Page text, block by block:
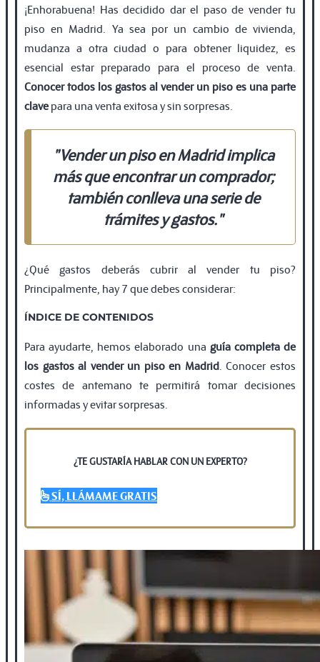
¡Enhorabuena! Has decidido dar el paso de vender tu
piso en Madrid. Ya sea por un cambio de vivienda,
mudanza a otra ciudad o para obtener liquidez, es
esencial estar preparado para el proceso de venta.
Conocer todos los gastos al vender un piso es una parte
clavepara una venta exitosa y sin sorpresas.
"Vender un piso en Madridimplica
más que encontrar un comprador;
también conlleva una serie de
trámites y gastos."
¿Qué gastos deberás cubrir al vender tu piso?
Principalmente, hay 7 que debes considerar:
ÍNDICE DE CONTENIDOS
Para ayudarte, hemos elaborado una guía completa de
los gastos al vender un piso en Madrid. Conocer estos
costes de antemano te permitirá tomar decisiones
informadas y evitar sorpresas.
¿TE GUSTARÍA HABLAR CON UN EXPERTO?
SÍ, LLÁMAME GRATIS